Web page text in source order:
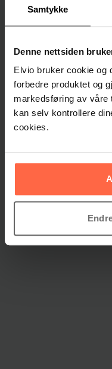
Samtykke
Denne nettsiden
Elvio bruker cookie og
forbedre produktet og
markedsføring av våre
kan selv kontrollere
cookies.